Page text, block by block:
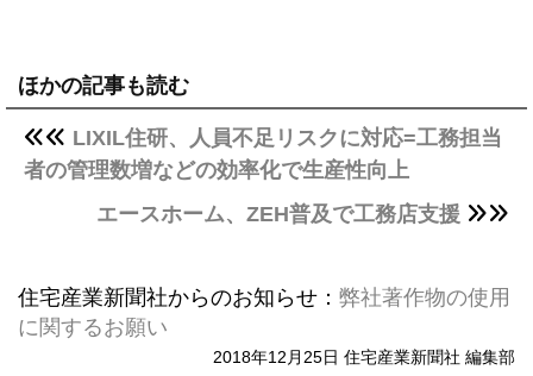
ほかの記事も読む
LIXIL住研、人員不足リスクに対応=工務担当
者の管理数増などの効率化で生産性向上
エースホーム、ZEH普及で工務店支援
住宅産業新聞社からのお知らせ： 弊社著作物の使用
に関するお願い
2018年12月25日 住宅産業新聞社 編集部